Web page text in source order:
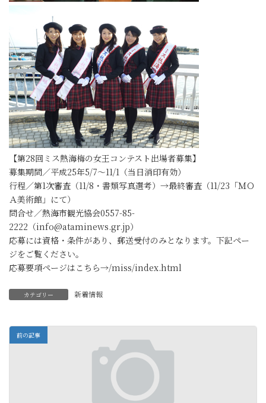
【第28回ミス熱海梅の女王コンテスト出場者募集】
募集期間／平成25年5/7～11/1（当日消印有効）
行程／第1次審査（11/8・書類写真選考）→最終審査（11/23「ＭＯ
Ａ美術館」にて）
問合せ／熱海市観光協会0557-85-
2222（info@ataminews.gr.jp）
応募には資格・条件があり、郵送受付のみとなります。下記ペー
ジをご覧ください。
応募要項ページはこちら→/miss/index.html
カテゴリー 新着情報
前の記事